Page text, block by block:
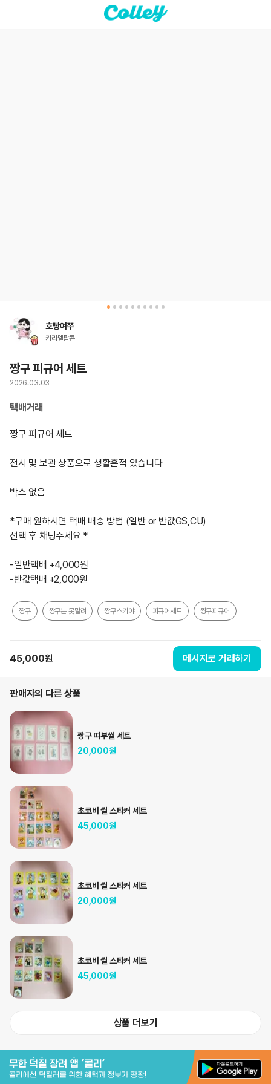
호빵여쭈
카라멜팝콘
짱구 피규어 세트
2026.03.03
택배거래
짱구 피규어 세트
전시 및 보관 상품으로 생활흔적 있습니다
박스 없음
*구매 원하시면 택배 배송 방법 (일반 or 반값GS,CU)
선택 후 채팅주세요 *
-일반택배 +4,000원
-반값택배 +2,000원
짱구 짱구는 못말려 짱구스키야 피규어세트 짱구피규어
45,000원 메시지로 거래하기
판매자의 다른 상품
짱구 띠부씰 세트
20,000원
초코비 씰 스티커 세트
45,000원
초코비 씰 스티커 세트
20,000원
초코비 씰 스티커 세트
45,000원
상품 더보기